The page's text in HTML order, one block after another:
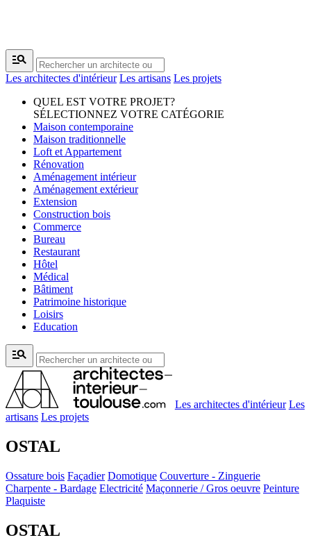
manage_search
Les architectes d'intérieur Les artisans Les projets
QUEL EST VOTRE PROJET?
SÉLECTIONNEZ VOTRE CATÉGORIE
Maison contemporaine
Maison traditionnelle
Loft et Appartement
Rénovation
Aménagement intérieur
Aménagement extérieur
Extension
Construction bois
Commerce
Bureau
Restaurant
Hôtel
Médical
Bâtiment
Patrimoine historique
Loisirs
Education
manage_search
Les architectes d'intérieur Les
artisans Les projets
OSTAL
Ossature bois Façadier Domotique Couverture - Zinguerie
Charpente - Bardage Electricité Maçonnerie / Gros oeuvre Peinture
Plaquiste
OSTAL